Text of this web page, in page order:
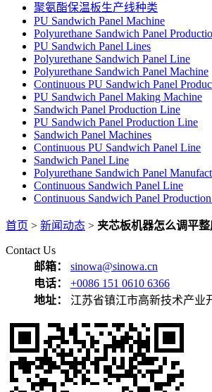
聚氨酯保温板生产线种类
PU Sandwich Panel Machine
Polyurethane Sandwich Panel
PU Sandwich Panel Lines
Polyurethane Sandwich Panel Line
Polyurethane Sandwich Panel Machine
Continuous PU Sandwich Panel
PU Sandwich Panel Making Machine
Sandwich Panel Production Line
PU Sandwich Panel Production Line
Sandwich Panel Machines
Continuous PU Sandwich Panel Line
Sandwich Panel Line
Polyurethane Sandwich Panel
Continuous Sandwich Panel Line
Continuous Sandwich Panel
首页 > 新闻动态 > 夹芯板机器怎么调平整
Contact Us
邮箱：
sinowa@sinowa.cn
电话：
+0086 151 0610 6366
地址：
江苏省镇江市高新技术产业